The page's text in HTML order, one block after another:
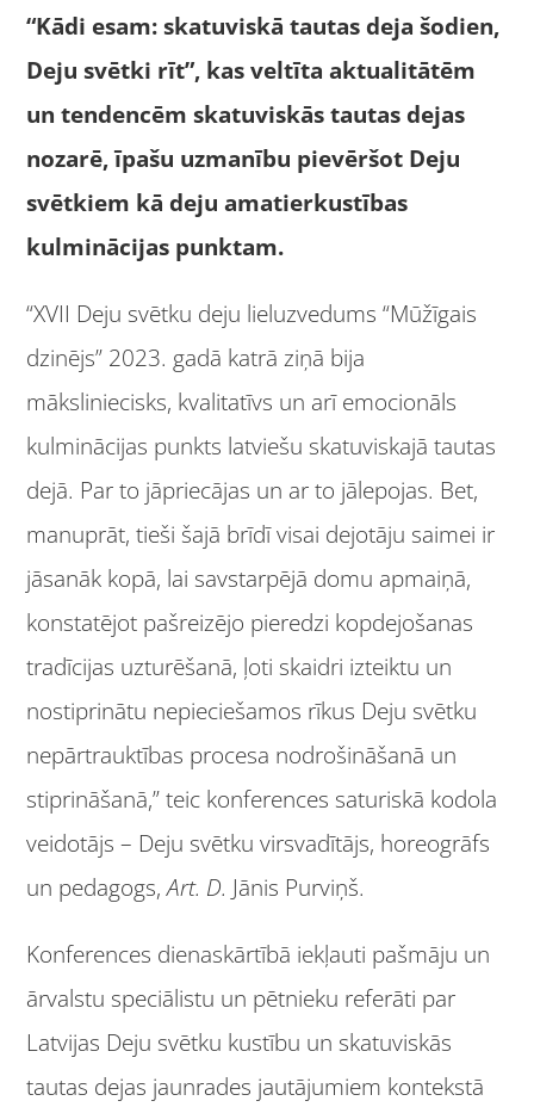
“Kādi esam: skatuviskā tautas deja šodien,
Deju svētki rīt”, kas veltīta aktualitātēm
un tendencēm skatuviskās tautas dejas
nozarē, īpašu uzmanību pievēršot Deju
svētkiem kā deju amatierkustības
kulminācijas punktam.
“XVII Deju svētku deju lieluzvedums “Mūžīgais
dzinējs” 2023. gadā katrā ziņā bija
māksliniecisks, kvalitatīvs un arī emocionāls
kulminācijas punkts latviešu skatuviskajā tautas
dejā. Par to jāpriecājas un ar to jālepojas. Bet,
manuprāt, tieši šajā brīdī visai dejotāju saimei ir
jāsanāk kopā, lai savstarpējā domu apmaiņā,
konstatējot pašreizējo pieredzi kopdejošanas
tradīcijas uzturēšanā, ļoti skaidri izteiktu un
nostiprinātu nepieciešamos rīkus Deju svētku
nepārtrauktības procesa nodrošināšanā un
stiprināšanā,” teic konferences saturiskā kodola
veidotājs – Deju svētku virsvadītājs, horeogrāfs
un pedagogs,Art. D. Jānis Purviņš.
Konferences dienaskārtībā iekļauti pašmāju un
ārvalstu speciālistu un pētnieku referāti par
Latvijas Deju svētku kustību un skatuviskās
tautas dejas jaunrades jautājumiem kontekstā